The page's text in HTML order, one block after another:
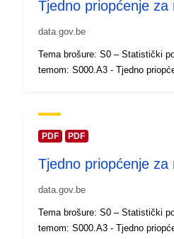
6.41, 51.51 ], [ 6.41, 49.49 ], [
uriRef:
Prava pristupa: public
pokrivenost:
- 31
Tjedno priopćenje za
data.gov.be
Tema brošure: S0 – Statistički
temom: S000.A3 - Tjedno
PDF PDF
Tjedno priopćenje za
data.gov.be
Tema brošure: S0 – Statistički
temom: S000.A3 - Tjedno